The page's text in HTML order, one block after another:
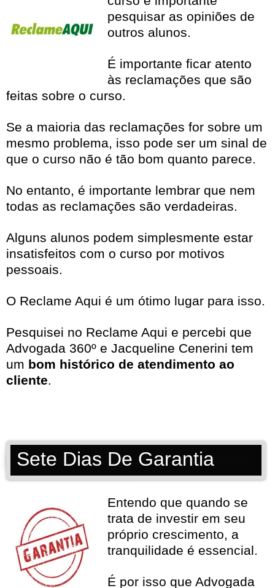
pesquisar as opiniões de
outros alunos.
É importante ficar atento
às reclamações que são
feitas sobre o curso.
Se a maioria das reclamações for sobre um
mesmo problema, isso pode ser um sinal de
que o curso não é tão bom quanto parece.
No entanto, é importante lembrar que nem
todas as reclamações são verdadeiras.
Alguns alunos podem simplesmente estar
insatisfeitos com o curso por motivos
pessoais.
O Reclame Aqui é um ótimo lugar para isso.
Pesquisei no Reclame Aqui e percebi que
Advogada 360º e Jacqueline Cenerini tem
um bom histórico de atendimento ao
cliente.
Sete Dias De Garantia
Entendo que quando se
trata de investir em seu
próprio crescimento, a
tranquilidade é essencial.
É por isso que Advogada